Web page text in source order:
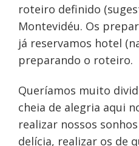
roteiro definido
Montevidéu. Os
já reservamos hotel
preparando o roteiro.
Queríamos muito
cheia de alegria aqui
realizar nossos
delícia, realizar os de